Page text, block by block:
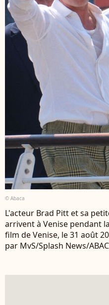
© Abaca
L'acteur Brad Pitt et sa
arrivent à Venise pendant
film de Venise, le 31 août
par MvS/Splash News/